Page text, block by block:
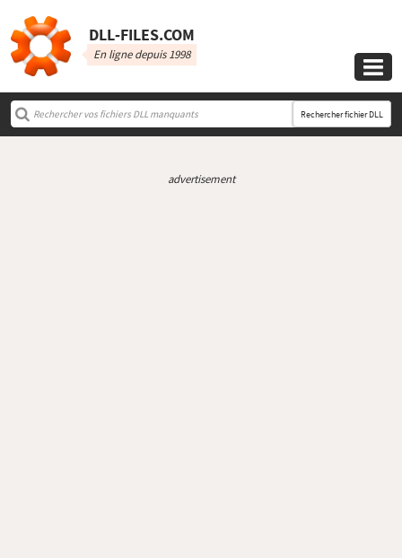
DLL‑FILES.COM
En ligne depuis 1998

Rechercher fichier DLL
advertisement